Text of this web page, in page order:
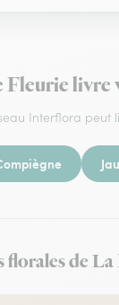
livre
Interflora peut
florales de